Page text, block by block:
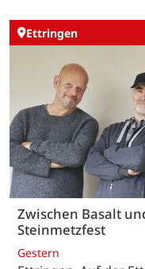
Ettringen
Zwischen Basalt
Steinmetzfest
Gestern